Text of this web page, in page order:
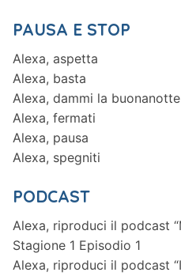
PAUSA E STOP
Alexa, aspetta
Alexa, basta
Alexa, dammi la buonanotte
Alexa, fermati
Alexa, pausa
Alexa, spegniti
PODCAST
Alexa, riproduci il podcast
Stagione 1 Episodio 1
Alexa, riproduci il podcast